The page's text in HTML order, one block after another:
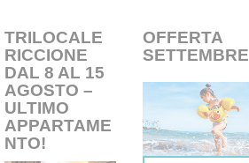
TRILOCALE
RICCIONE
DAL 8 AL 15
AGOSTO –
ULTIMO
APPARTAME
NTO!
OFFERTA
SETTEMBRE